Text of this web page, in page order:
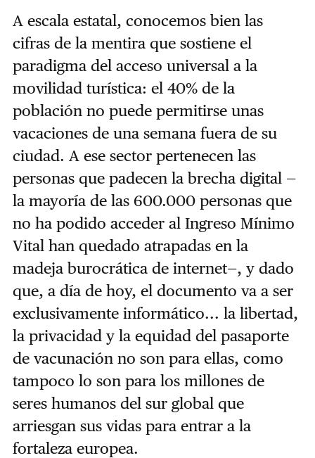
A escala estatal, conocemos bien las
cifras de la mentira que sostiene el
paradigma del acceso universal a la
movilidad turística: el 40% de la
población no puede permitirse unas
vacaciones de una semana fuera de su
ciudad. A ese sector pertenecen las
personas que padecen la brecha digital —
la mayoría de las 600.000 personas que
no ha podido acceder al Ingreso Mínimo
Vital han quedado atrapadas en la
madeja burocrática de internet—, y dado
que, a día de hoy, el documento va a ser
exclusivamente informático... la libertad,
la privacidad y la equidad del pasaporte
de vacunación no son para ellas, como
tampoco lo son para los millones de
seres humanos del sur global que
arriesgan sus vidas para entrar a la
fortaleza europea.